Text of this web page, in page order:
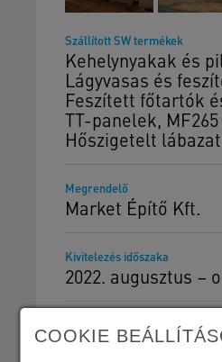
Szállított SW termékek
Kehelynyakak és
Lágyvasas és
Feszített főtartók
TT-panelek,
Hőszigetelt
Megrendelő
Market Építő Kft.
Kivitelezés időszaka
2022. augusztus –
COOKIE